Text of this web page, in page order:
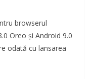
browserul
Oreo și Android 9.0
odată cu lansarea